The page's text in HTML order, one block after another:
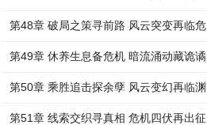
第48章 破局之策寻前路 风云突变再临危
第49章 休养生息备危机 暗流涌动藏诡谲
第50章 乘胜追击探余孽 风云变幻再临渊
第51章 线索交织寻真相 危机四伏再出征